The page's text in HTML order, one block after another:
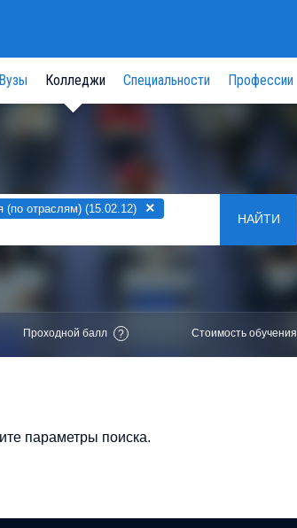
Вузы Колледжи Специальности Профессии
(по отраслям) (15.02.12) ×
НАЙТИ
Проходной балл ? Стоимость обучения
параметры поиска.